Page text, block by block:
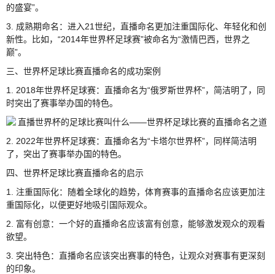
的盛宴”。
3. 成熟期命名：进入21世纪，直播命名更加注重国际化、年轻化和创
新性。比如，“2014年世界杯足球赛”被命名为“激情巴西，世界之
巅”。
三、世界杯足球比赛直播命名的成功案例
1. 2018年世界杯足球赛：直播命名为“俄罗斯世界杯”，简洁明了，同
时突出了赛事举办国的特色。
2. 2022年世界杯足球赛：直播命名为“卡塔尔世界杯”，同样简洁明
了，突出了赛事举办国的特色。
四、世界杯足球比赛直播命名的启示
1. 注重国际化：随着全球化的趋势，体育赛事的直播命名应该更加注
重国际化，以便更好地吸引国际观众。
2. 富有创意：一个好的直播命名应该富有创意，能够激发观众的观看
欲望。
3. 突出特色：直播命名应该突出赛事的特色，让观众对赛事有更深刻
的印象。